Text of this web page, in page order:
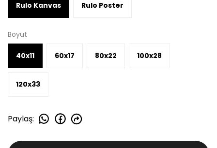
Rulo Kanvas Rulo Poster
Boyut
40x11 60x17 80x22 100x28
120x33
Paylaş: